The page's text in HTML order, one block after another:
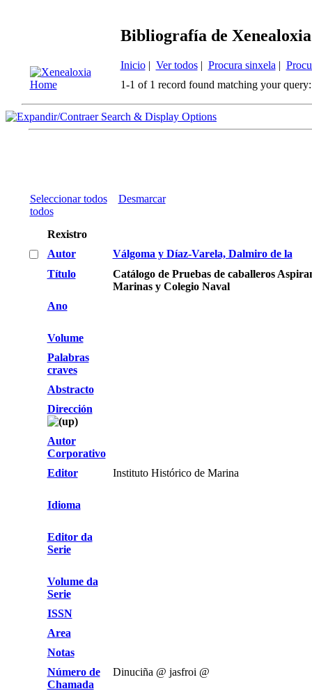
Bibliografía de
Inicio| Ver todos| Procura sinxela |
1-1 of 1 record found matching your query:
Search & Display Options
Seleccionar todos
Desmarcar
todos
Rexistro
Autor
Válgoma y Díaz-Varela, Dalmiro de la
Título
Catálogo de Pruebas de caballeros
Marinas y Colegio Naval
Ano
Volume
Palabras
craves
Abstracto
Dirección
Autor
Corporativo
Editor
Instituto Histórico de Marina
Idioma
Editor da
Serie
Volume da
Serie
ISSN
Area
Notas
Número de
Chamada
Dinuciña @ jasfroi @